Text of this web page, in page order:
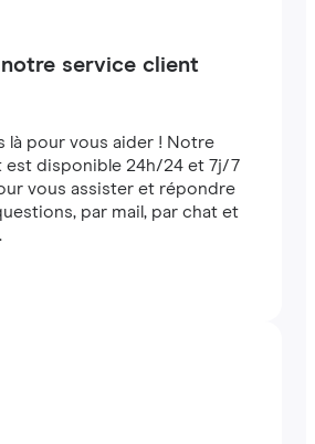
service client
là pour vous aider ! Notre
est disponible 24h/24 et 7j/7
vous assister et répondre
par mail, par chat et